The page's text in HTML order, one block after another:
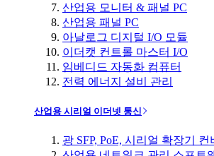
산업용 모니터 & 패널 PC
산업용 패널 PC
아날로그 디지털 I/O 모듈
이더캣 컨트롤 마스터 I/O
임베디드 자동화 컴퓨터
전력 에너지 설비 관리
산업용 시리얼 이더넷 통신
광 SFP, PoE, 시리얼 확장기 컨